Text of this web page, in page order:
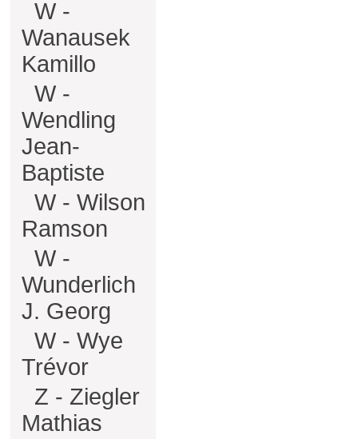
W -
Wanausek
Kamillo
W -
Wendling
Jean-
Baptiste
W - Wilson
Ramson
W -
Wunderlich
J. Georg
W - Wye
Trévor
Z - Ziegler
Mathias